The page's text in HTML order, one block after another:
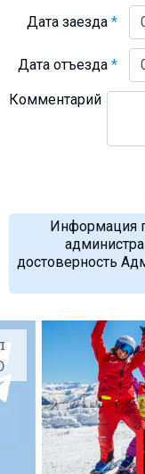
Дата заезда*
Дата отъезда*
Комментарий
Информация
достоверность